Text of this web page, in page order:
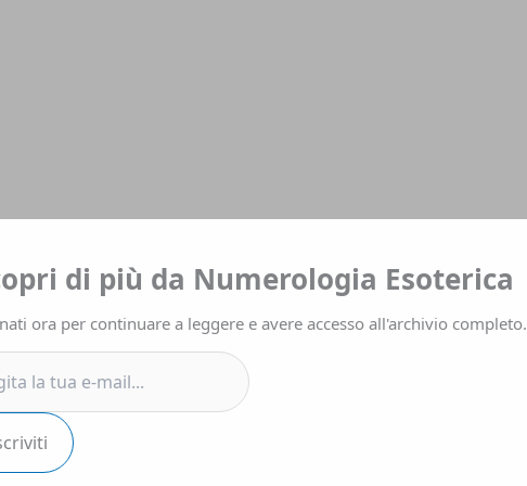
di più da Numerologia Esoterica
ora per continuare a leggere e avere accesso all'archivio completo.